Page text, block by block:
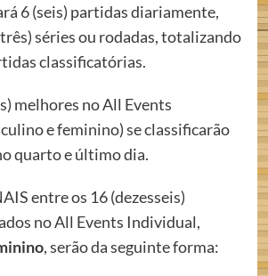
6 (seis) partidas diariamente,
séries ou rodadas, totalizando
classificatórias.
melhores no All Events
e feminino) se classificarão
quarto e último dia.
entre os 16 (dezesseis)
no All Events Individual,
, serão da seguinte forma: